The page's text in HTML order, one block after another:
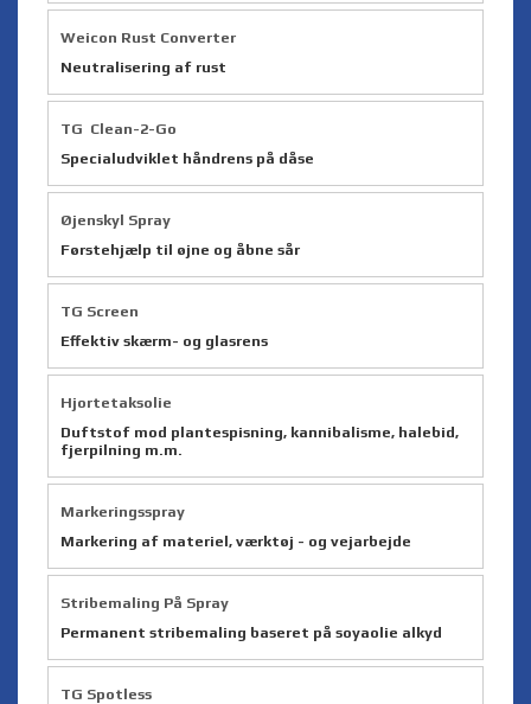
Weicon Rust Converter
Neutralisering af rust
TG Clean-2-Go
Specialudviklet håndrens på dåse
Øjenskyl Spray
Førstehjælp til øjne og åbne sår
TG Screen
Effektiv skærm- og glasrens
Hjortetaksolie
Duftstof mod plantespisning, kannibalisme, halebid,
fjerpilning m.m.
Markeringsspray
Markering af materiel, værktøj - og vejarbejde
Stribemaling På Spray
Permanent stribemaling baseret på soyaolie alkyd
TG Spotless